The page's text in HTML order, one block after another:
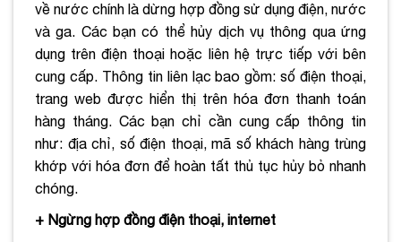
về nước chính là dừng hợp đồng sử dụng điện, nước
và ga. Các bạn có thể hủy dịch vụ thông qua ứng
dụng trên điện thoại hoặc liên hệ trực tiếp với bên
cung cấp. Thông tin liên lạc bao gồm: số điện thoại,
trang web được hiển thị trên hóa đơn thanh toán
hàng tháng. Các bạn chỉ cần cung cấp thông tin
như: địa chỉ, số điện thoại, mã số khách hàng trùng
khớp với hóa đơn để hoàn tất thủ tục hủy bỏ nhanh
chóng.
+ Ngừng hợp đồng điện thoại, internet